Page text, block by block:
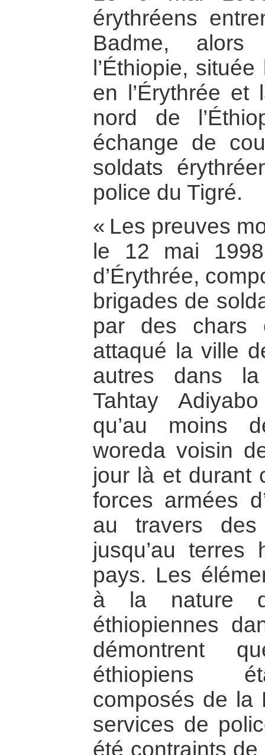
érythréens
Badme,
l’Éthiopie,
en l’Érythrée
nord de
échange de
soldats
police du Tigré.
« Les preuves
le 12 mai
d’Érythrée,
brigades de
par des chars
attaqué la ville
autres dans
Tahtay
qu’au moins
woreda voisin
jour là et durant
forces armées
au travers
jusqu’au terres
pays. Les
à la nature
éthiopiennes
démontrent
éthiopiens
composés de la
services de
été contraints